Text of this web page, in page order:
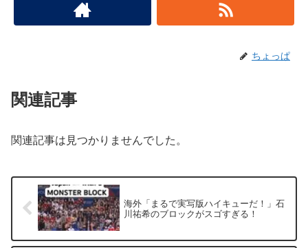
ちょっぱ
関連記事
関連記事は見つかりませんでした。
海外「まるで実写版ハイキューだ！」石
川祐希のブロックがスゴすぎる！